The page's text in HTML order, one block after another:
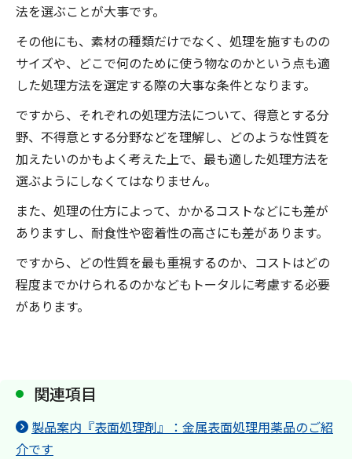
法を選ぶことが大事です。
その他にも、素材の種類だけでなく、処理を施すものの
サイズや、どこで何のために使う物なのかという点も適
した処理方法を選定する際の大事な条件となります。
ですから、それぞれの処理方法について、得意とする分
野、不得意とする分野などを理解し、どのような性質を
加えたいのかもよく考えた上で、最も適した処理方法を
選ぶようにしなくてはなりません。
また、処理の仕方によって、かかるコストなどにも差が
ありますし、耐食性や密着性の高さにも差があります。
ですから、どの性質を最も重視するのか、コストはどの
程度までかけられるのかなどもトータルに考慮する必要
があります。
関連項目
製品案内『表面処理剤』：金属表面処理用薬品のご紹
介です